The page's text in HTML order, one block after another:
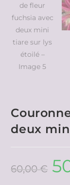
deux
60,00€